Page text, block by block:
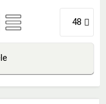
48